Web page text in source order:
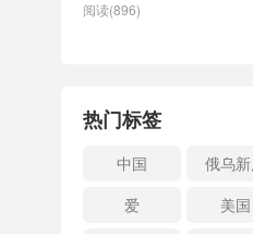
阅读(896)
热门标签
中国 俄乌
爱
美国